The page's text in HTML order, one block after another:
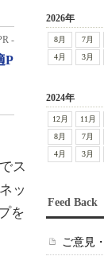
-
P
ス
ッ
を
2026年
8月 7月
4月
3月
2024年
12月 11月
8月
7月
4月
3月
Feed Back
ご意見